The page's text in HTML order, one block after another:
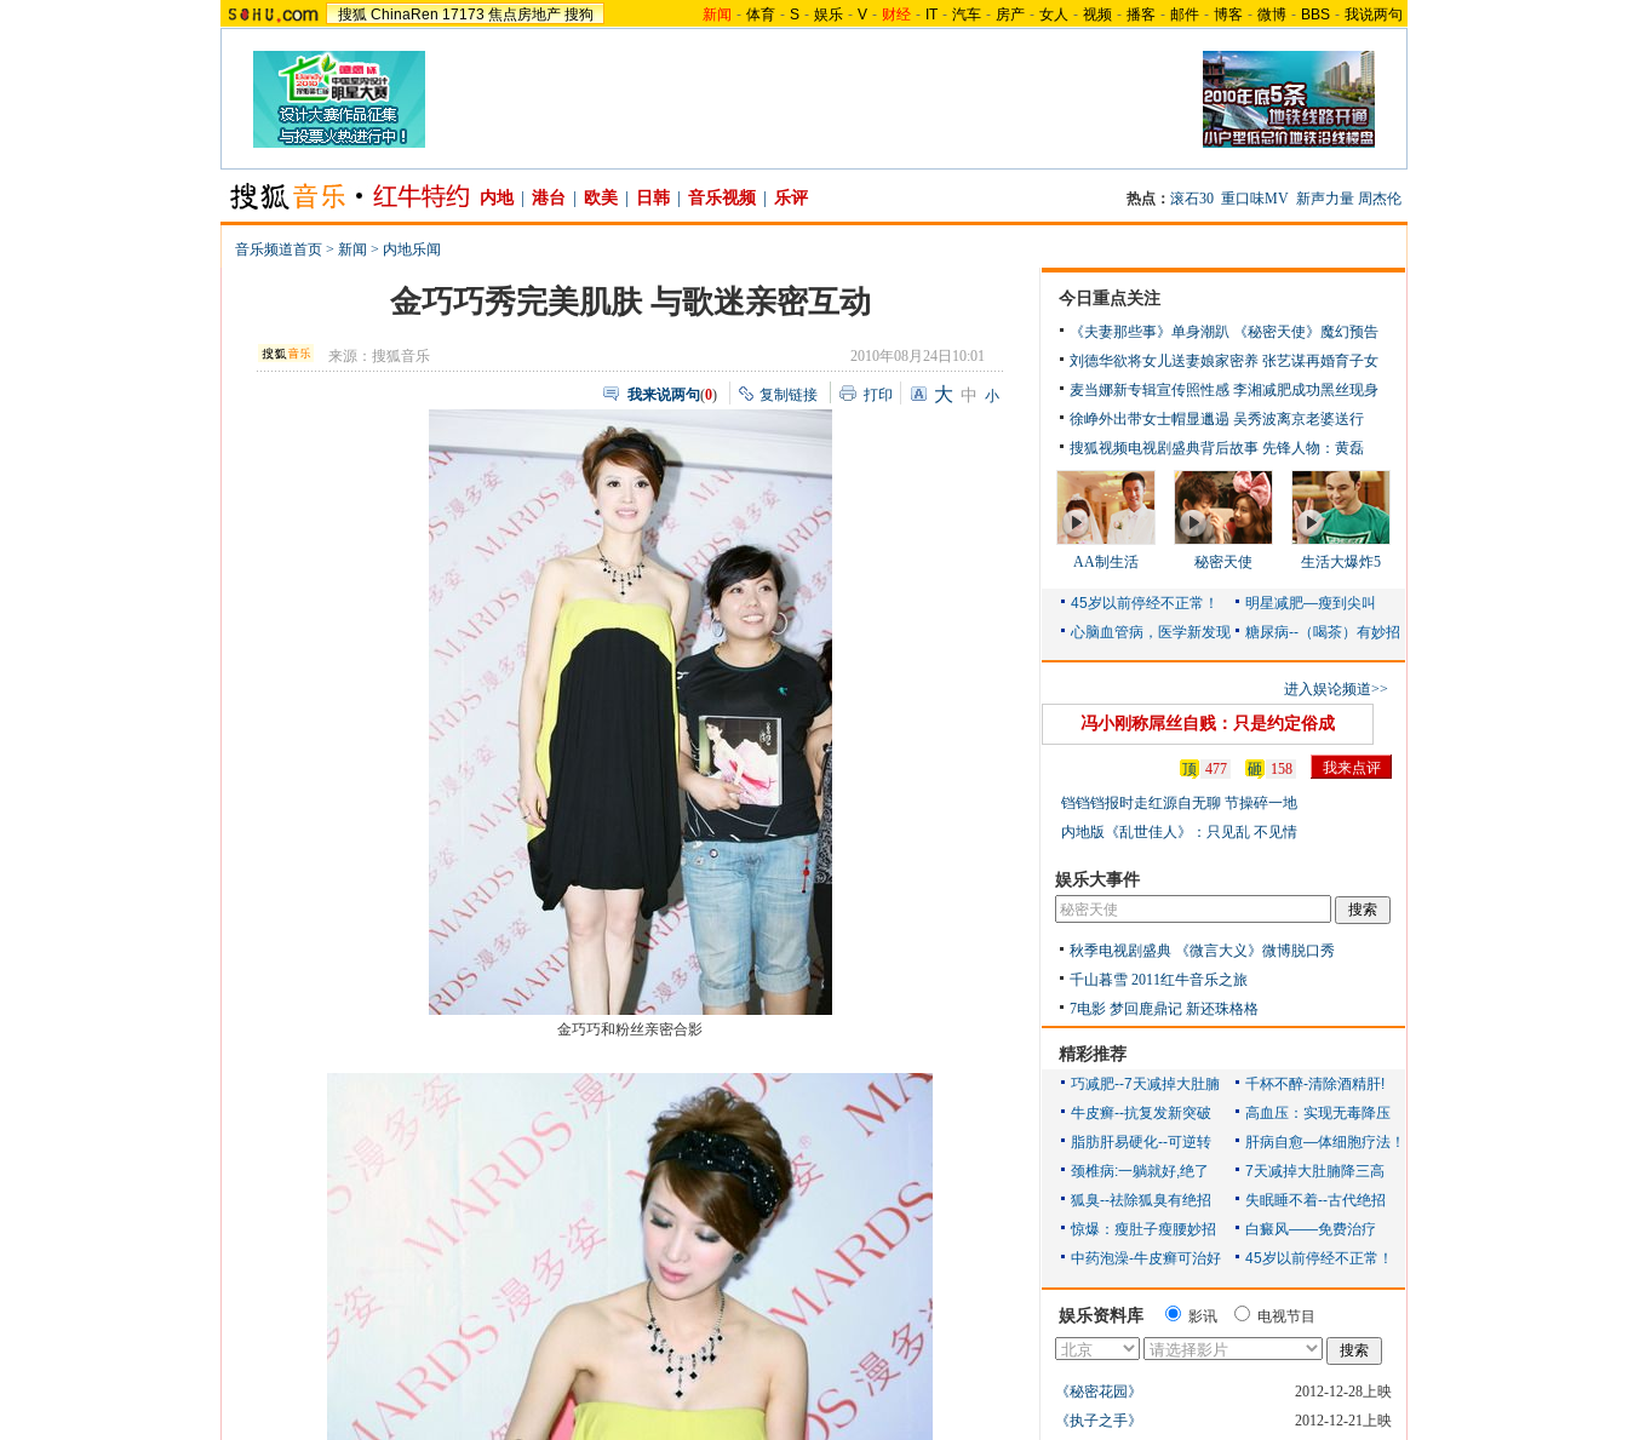
搜狐 ChinaRen 17173 焦点房地产 搜狗 新闻 - 体育 - S - 娱乐 - V - 财经 - IT - 汽车 - 房产 - 女人 - 视频 - 播客 - 邮件 - 博客 - 微博 - BBS - 我说两句
内地 港台 欧美 日韩 音乐视频 乐评 热点： 滚石30 重口味MV 新声力量 周杰伦
音乐频道首页 > 新闻 > 内地乐闻
金巧巧秀完美肌肤 与歌迷亲密互动
来源：搜狐音乐 2010年08月24日10:01
我来说两句(0) 复制链接 打印 大 中 小
金巧巧和粉丝亲密合影
今日重点关注
《夫妻那些事》单身潮趴
《秘密天使》魔幻预告
刘德华欲将女儿送妻娘家密养 张艺谋再婚育子女
麦当娜新专辑宣传照性感 李湘减肥成功黑丝现身
徐峥外出带女士帽显邋遢 吴秀波离京老婆送行
搜狐视频电视剧盛典背后故事 先锋人物：黄磊
AA制生活 秘密天使 生活大爆炸5
进入娱论频道>>
冯小刚称屌丝自贱：只是约定俗成
顶 477 砸
158
铛铛铛报时走红源自无聊 节操碎一地
内地版《乱世佳人》：只见乱 不见情
娱乐大事件
秋季电视剧盛典
《微言大义》微博脱口秀
千山暮雪 2011红牛音乐之旅
7电影 梦回鹿鼎记 新还珠格格
精彩推荐
娱乐资料库 影讯 电视节目
《秘密花园》
2012-12-28上映
《执子之手》
2012-12-21上映